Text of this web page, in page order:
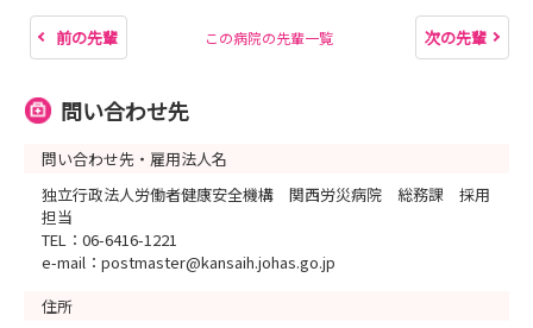
前の先輩 この病院の先輩一覧 次の先輩
問い合わせ先
問い合わせ先・雇用法人名
独立行政法人労働者健康安全機構 関西労災病院 総務課 採用
担当
TEL：06-6416-1221
e-mail：postmaster@kansaih.johas.go.jp
住所